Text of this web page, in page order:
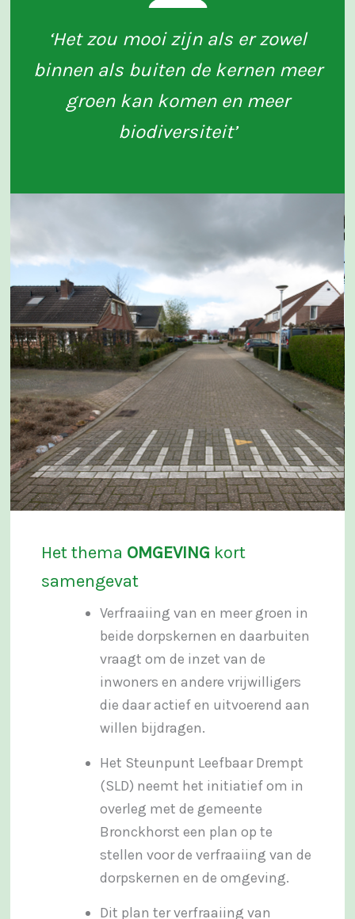
‘Het zou mooi zijn als er zowel
binnen als buiten de kernen meer
groen kan komen en meer
biodiversiteit’
Het thema OMGEVING kort
samengevat
Verfraaiing van en meer groen in
beide dorpskernen en daarbuiten
vraagt om de inzet van de
inwoners en andere vrijwilligers
die daar actief en uitvoerend aan
willen bijdragen.
Het Steunpunt Leefbaar Drempt
(SLD) neemt het initiatief om in
overleg met de gemeente
Bronckhorst een plan op te
stellen voor de verfraaiing van de
dorpskernen en de omgeving.
Dit plan ter verfraaiing van